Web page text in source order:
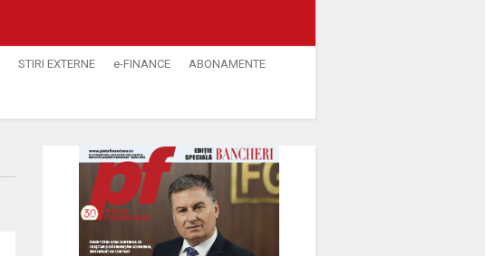
STIRI EXTERNE e-FINANCE ABONAMENTE